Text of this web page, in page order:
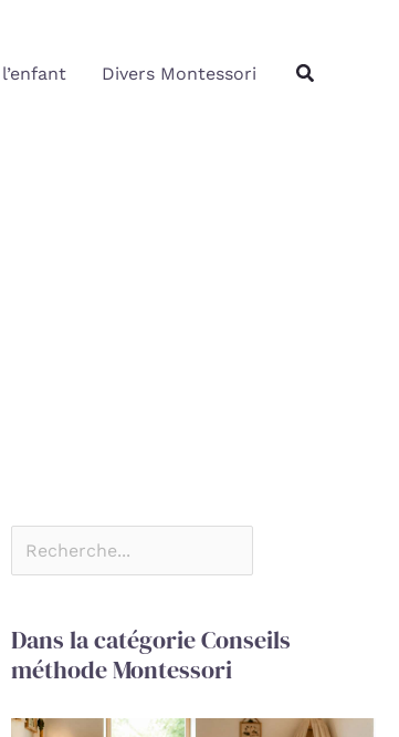
Divers Montessori
Dans la catégorie Conseils
méthode Montessori